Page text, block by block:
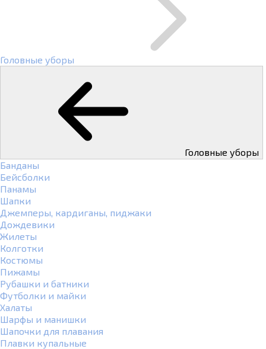
Головные уборы
Головные уборы
Банданы
Бейсболки
Панамы
Шапки
Джемперы, кардиганы, пиджаки
Дождевики
Жилеты
Колготки
Костюмы
Пижамы
Рубашки и батники
Футболки и майки
Халаты
Шарфы и манишки
Шапочки для плавания
Плавки купальные